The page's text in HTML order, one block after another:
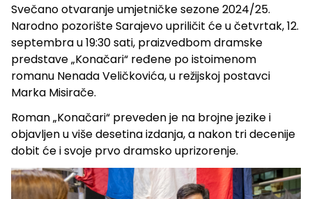
Svečano otvaranje umjetničke sezone 2024/25.
Narodno pozorište Sarajevo upriličit će u četvrtak, 12.
septembra u 19:30 sati, praizvedbom dramske
predstave „Konačari“ ređene po istoimenom
romanu Nenada Veličkovića, u režijskoj postavci
Marka Misirače.
Roman „Konačari“ preveden je na brojne jezike i
objavljen u više desetina izdanja, a nakon tri decenije
dobit će i svoje prvo dramsko uprizorenje.